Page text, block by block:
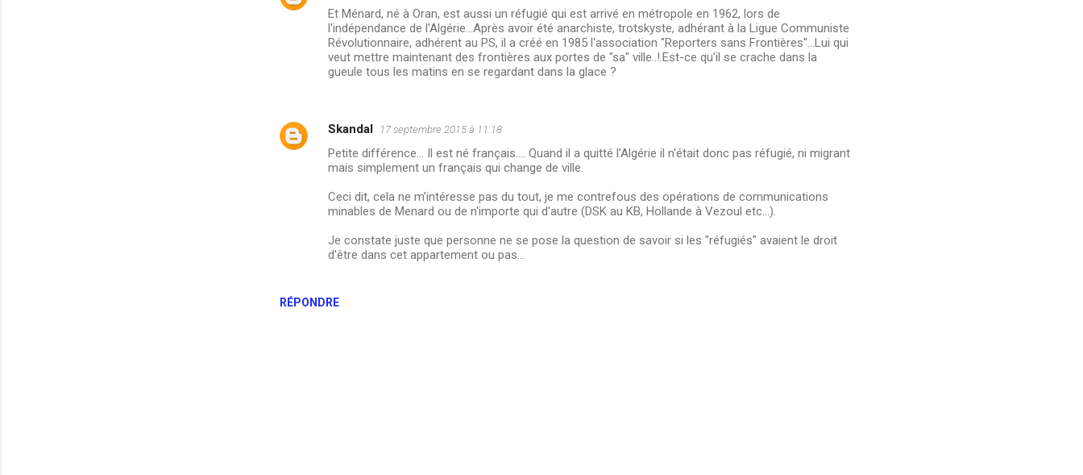
RÉPONDRE
Et Ménard, né à Oran, est aussi un réfugié qui est arrivé en métropole en 1962, lors de
l'indépendance de l'Algérie...Après avoir été anarchiste, trotskyste, adhérant à la Ligue Communiste
Révolutionnaire, adhérent au PS, il a créé en 1985 l'association "Reporters sans Frontières"...Lui qui
veut mettre maintenant des frontières aux portes de "sa" ville..!.Est-ce qu'il se crache dans la
gueule tous les matins en se regardant dans la glace ?
Skandal 17 septembre 2015 à 11:18
Petite différence... Il est né français.... Quand il a quitté l'Algérie il n'était donc pas réfugié, ni migrant
mais simplement un français qui change de ville.
Ceci dit, cela ne m’intéresse pas du tout, je me contrefous des opérations de communications
minables de Menard ou de n'importe qui d'autre (DSK au KB, Hollande à Vezoul etc...).
Je constate juste que personne ne se pose la question de savoir si les "réfugiés" avaient le droit
d'être dans cet appartement ou pas...